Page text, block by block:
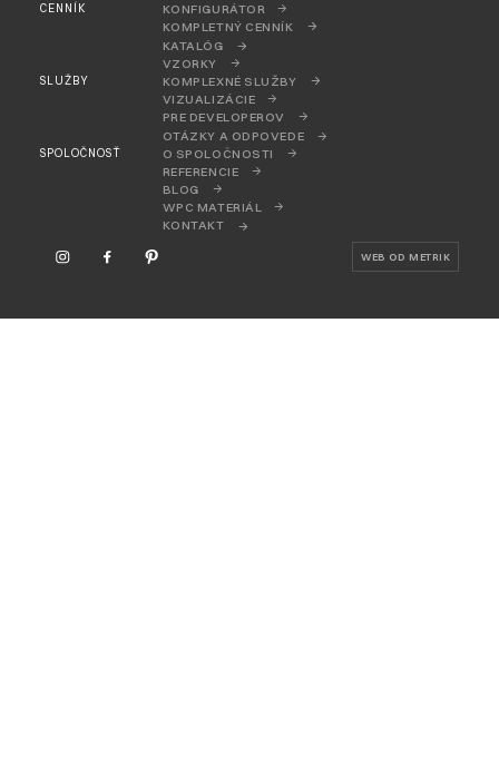
CENNÍK
KONFIGURÁTOR
KOMPLETNÝ CENNÍK
KATALÓG
VZORKY
SLUŽBY
KOMPLEXNÉ SLUŽBY
VIZUALIZÁCIE
PRE DEVELOPEROV
OTÁZKY A ODPOVEDE
SPOLOČNOSŤ
O SPOLOČNOSTI
REFERENCIE
BLOG
WPC MATERIÁL
KONTAKT
WEB OD METRIK